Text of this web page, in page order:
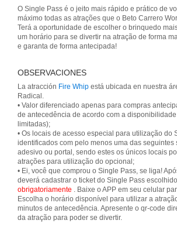
O Single Pass é o jeito mais rápido e prático de
máximo todas as atrações que o Beto Carrero
Terá a oportunidade de escolher o brinquedo
um horário para se divertir na atração de forma
e garanta de forma antecipada!
OBSERVACIONES
La atracción Fire Whip está ubicada en nuestra
Radical.
• Valor diferenciado apenas para compras
de antecedência de acordo com a
limitadas);
• Os locais de acesso especial para utilização do
identificados com pelo menos uma das seguintes
adesivo ou portal, sendo estes os únicos locais
atrações para utilização do opcional;
• Ei, você que comprou o Single Pass, se liga!
deverá cadastrar o ticket do Single Pass
obrigatoriamente . Baixe o APP em seu celular
Escolha o horário disponível para utilizar a
minutos de antecedência. Apresente o qr-code
da atração para poder se divertir.